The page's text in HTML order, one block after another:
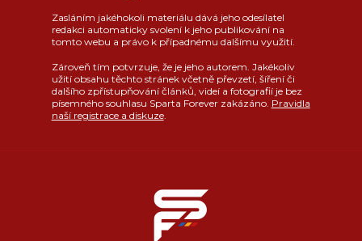
Zasláním jakéhokoli materiálu dává jeho odesílatel
redakci automaticky svolení k jeho publikování na
tomto webu a právo k případnému dalšímu využití.
Zároveň tím potvrzuje, že je jeho autorem. Jakékoliv
užití obsahu těchto stránek včetně převzetí, šíření či
dalšího zpřístupňování článků, videí a fotografií je bez
písemného souhlasu Sparta Forever zakázáno. Pravidla
naší registrace a diskuze.